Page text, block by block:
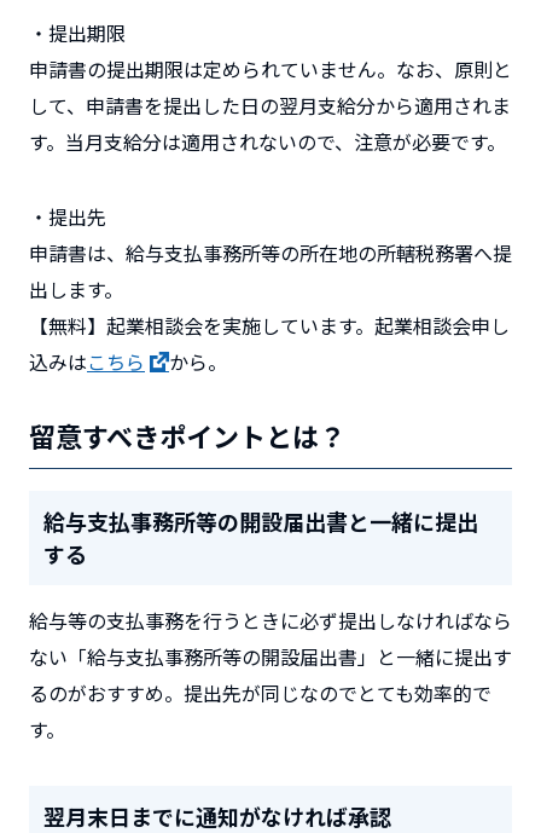
・提出期限
申請書の提出期限は定められていません。なお、原則と
して、申請書を提出した日の翌月支給分から適用されま
す。当月支給分は適用されないので、注意が必要です。
・提出先
申請書は、給与支払事務所等の所在地の所轄税務署へ提
出します。
【無料】起業相談会を実施しています。起業相談会申し
込みはこちら から。
留意すべきポイントとは？
給与支払事務所等の開設届出書と一緒に提出
する
給与等の支払事務を行うときに必ず提出しなければなら
ない「給与支払事務所等の開設届出書」と一緒に提出す
るのがおすすめ。提出先が同じなのでとても効率的で
す。
翌月末日までに通知がなければ承認